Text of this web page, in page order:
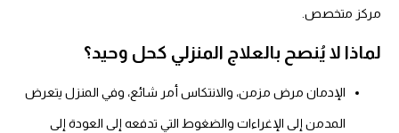
مركز متخصص.
لماذا لا يُنصح بالعلاج المنزلي كحل وحيد؟
الإدمان مرض مزمن، والانتكاس أمر شائع، وفي المنزل يتعرض
المدمن إلى الإغراءات والضغوط التي تدفعه إلى العودة إلى